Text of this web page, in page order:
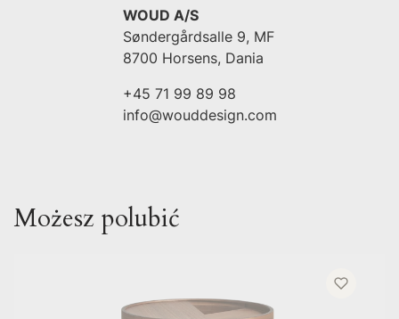
WOUD A/S
Søndergårdsalle 9, MF
8700 Horsens, Dania
+45 71 99 89 98
info@wouddesign.com
Możesz polubić